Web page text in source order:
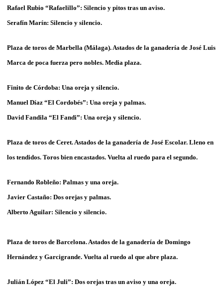
Rafael Rubio “Rafaelillo”: Silencio y pitos tras un aviso.
Serafín Marín: Silencio y silencio.
Plaza de toros de Marbella (Málaga). Astados de la ganadería de José Luis
Marca de poca fuerza pero nobles. Media plaza.
Finito de Córdoba: Una oreja y silencio.
Manuel Díaz “El Cordobés”: Una oreja y palmas.
David Fandila “El Fandi”: Una oreja y silencio.
Plaza de toros de Ceret. Astados de la ganadería de José Escolar. Lleno en
los tendidos. Toros bien encastados. Vuelta al ruedo para el segundo.
Fernando Robleño: Palmas y una oreja.
Javier Castaño: Dos orejas y palmas.
Alberto Aguilar: Silencio y silencio.
Plaza de toros de Barcelona. Astados de la ganadería de Domingo
Hernández y Garcigrande. Vuelta al ruedo al que abre plaza.
Julián López “El Juli”: Dos orejas tras un aviso y una oreja.